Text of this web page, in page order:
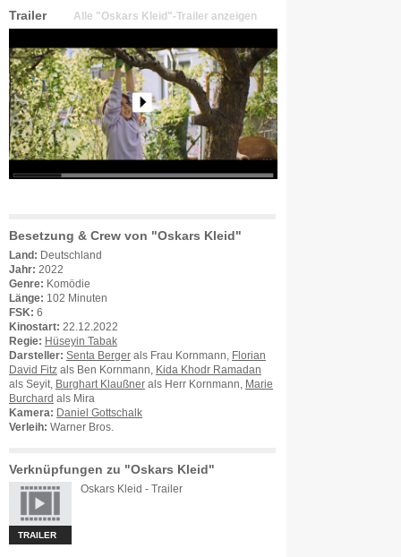
Trailer Alle "Oskars Kleid"-Trailer anzeigen
Besetzung & Crew von "Oskars Kleid"
Land: Deutschland
Jahr: 2022
Genre: Komödie
Länge: 102 Minuten
FSK: 6
Kinostart: 22.12.2022
Regie: Hüseyin Tabak
Darsteller: Senta Berger als Frau Kornmann,
Florian
David Fitz als Ben Kornmann,
Kida Khodr Ramadan
als Seyit,
Burghart Klaußner als Herr Kornmann,
Marie
Burchard als Mira
Kamera: Daniel Gottschalk
Verleih: Warner Bros.
Verknüpfungen zu "Oskars Kleid"
TRAILER
Oskars Kleid - Trailer